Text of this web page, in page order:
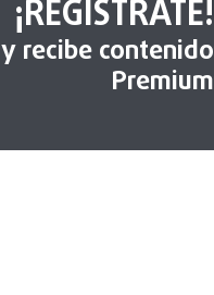
¡REGÍSTRATE!
y recibe contenido
Premium